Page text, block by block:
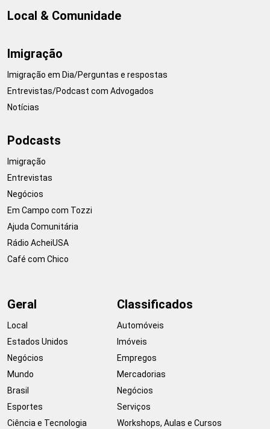
Local & Comunidade
Imigração
Imigração em Dia/Perguntas e respostas
Entrevistas/Podcast com Advogados
Notícias
Podcasts
Imigração
Entrevistas
Negócios
Em Campo com Tozzi
Ajuda Comunitária
Rádio AcheiUSA
Café com Chico
Geral
Local
Estados Unidos
Negócios
Mundo
Brasil
Esportes
Ciência e Tecnologia
Classificados
Automóveis
Imóveis
Empregos
Mercadorias
Negócios
Serviços
Workshops, Aulas e Cursos